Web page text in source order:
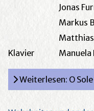
Jonas
Markus
Klavier
Manuela
Weiterlesen: O